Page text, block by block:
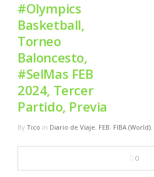
OTROS
FORMACIÓN
NBA
#Olympics
Basketball,
Torneo
Baloncesto,
#SelMas FEB
2024, Tercer
Partido, Previa
By Tico in Diario de Viaje, FEB, FIBA (World),
0